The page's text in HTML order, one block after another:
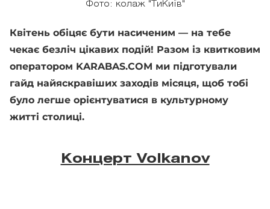
Фото: колаж "ТиКиїв"
Квітень обіцяє бути насиченим — на тебе
чекає безліч цікавих подій! Разом із квитковим
оператором KARABAS.COM ми підготували
гайд найяскравіших заходів місяця, щоб тобі
було легше орієнтуватися в культурному
житті столиці.
Концерт Volkanov